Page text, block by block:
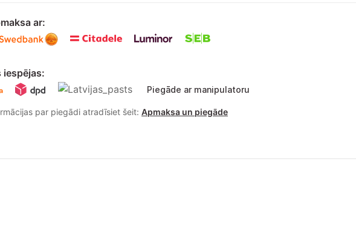
ar:
iespējas:
Piegāde ar manipulatoru
par piegādi atradīsiet šeit: Apmaksa un piegāde